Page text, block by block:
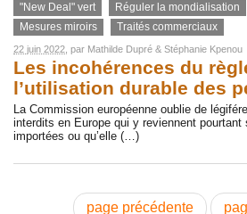
"New Deal" vert Réguler la mondialisation
Mesures miroirs
Traités commerciaux
22 juin 2022 , par Mathilde Dupré & Stéphanie Kpenou
Les incohérences du
l’utilisation durable des
La Commission européenne oublie de
interdits en Europe qui y reviennent pourtant
importées ou qu’elle (…)
page précédente